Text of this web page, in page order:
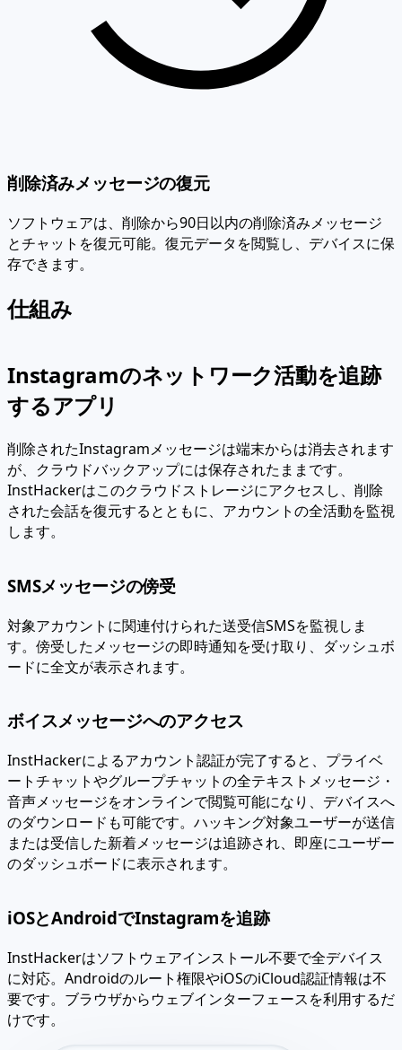
削除済みメッセージの復元
ソフトウェアは、削除から90日以内の削除済みメッセージ
とチャットを復元可能。復元データを閲覧し、デバイスに保
存できます。
仕組み
Instagramのネットワーク活動を追跡
するアプリ
削除されたInstagramメッセージは端末からは消去されます
が、クラウドバックアップには保存されたままです。
InstHackerはこのクラウドストレージにアクセスし、削除
された会話を復元するとともに、アカウントの全活動を監視
します。
SMSメッセージの傍受
対象アカウントに関連付けられた送受信SMSを監視しま
す。傍受したメッセージの即時通知を受け取り、ダッシュボ
ードに全文が表示されます。
ボイスメッセージへのアクセス
InstHackerによるアカウント認証が完了すると、プライベ
ートチャットやグループチャットの全テキストメッセージ・
音声メッセージをオンラインで閲覧可能になり、デバイスへ
のダウンロードも可能です。ハッキング対象ユーザーが送信
または受信した新着メッセージは追跡され、即座にユーザー
のダッシュボードに表示されます。
iOSとAndroidでInstagramを追跡
InstHackerはソフトウェアインストール不要で全デバイス
に対応。Androidのルート権限やiOSのiCloud認証情報は不
要です。ブラウザからウェブインターフェースを利用するだ
けです。